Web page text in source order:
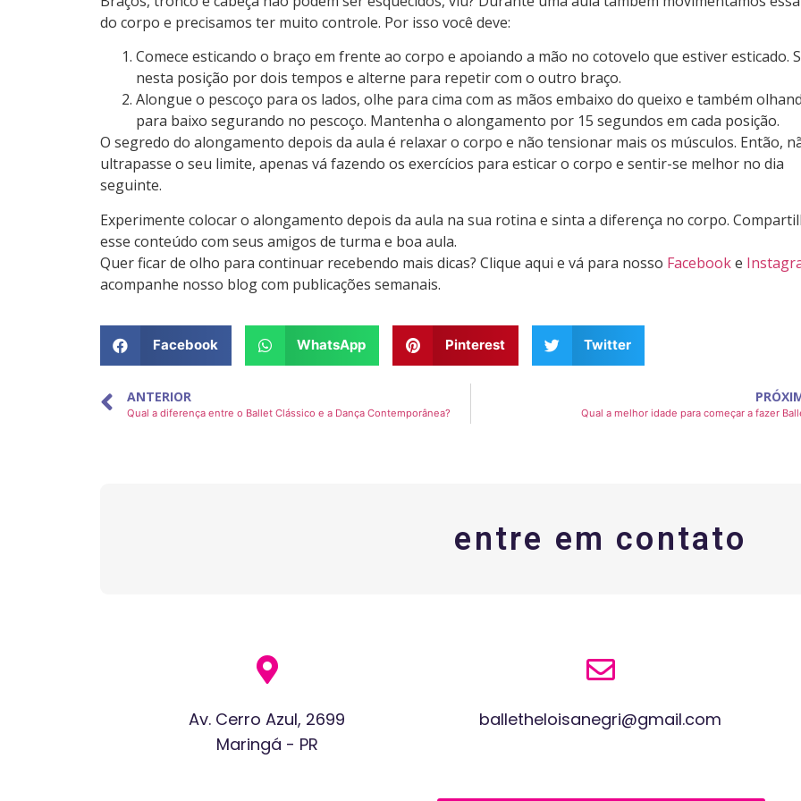
do corpo e precisamos ter muito controle. Por isso você deve:
Comece esticando o braço em frente ao corpo e apoiando a mão no cotovelo que estiver esticado.
nesta posição por dois tempos e alterne para repetir com o outro braço.
Alongue o pescoço para os lados, olhe para cima com as mãos embaixo do queixo e também
para baixo segurando no pescoço. Mantenha o alongamento por 15 segundos em cada posição.
O segredo do alongamento depois da aula é relaxar o corpo e não tensionar mais os músculos. Então,
ultrapasse o seu limite, apenas vá fazendo os exercícios para esticar o corpo e sentir-se melhor no dia
seguinte.
Experimente colocar o alongamento depois da aula na sua rotina e sinta a diferença no corpo.
esse conteúdo com seus amigos de turma e boa aula.
Quer ficar de olho para continuar recebendo mais dicas? Clique aqui e vá para nosso Facebooke
acompanhe nosso blog com publicações semanais.
Facebook WhatsApp Pinterest Twitter
ANTERIOR
Qual a diferença entre o Ballet Clássico e a Dança Contemporânea? Qual a melhor idade para começar a fazer
entre em contato
Av. Cerro Azul, 2699
Maringá - PR
balletheloisanegri@gmail.com